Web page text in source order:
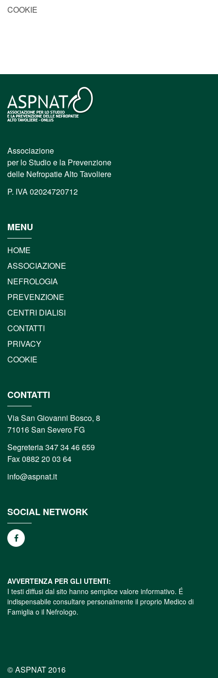
COOKIE
Associazione
per lo Studio e la Prevenzione
delle Nefropatie Alto Tavoliere
P. IVA 02024720712
MENU
HOME
ASSOCIAZIONE
NEFROLOGIA
PREVENZIONE
CENTRI DIALISI
CONTATTI
PRIVACY
COOKIE
CONTATTI
Via San Giovanni Bosco, 8
71016 San Severo FG
Segreteria 347 34 46 659
Fax 0882 20 03 64
info@aspnat.it
SOCIAL NETWORK
AVVERTENZA PER GLI UTENTI:
I testi diffusi dal sito hanno semplice valore informativo. É
indispensabile consultare personalmente il proprio Medico di
Famiglia o il Nefrologo.
© ASPNAT 2016